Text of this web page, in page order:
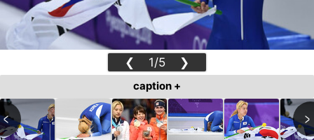
❮ 1/5 ❯
caption +